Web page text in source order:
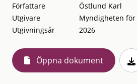
Författare
Östlund Karl
Utgivare
Myndigheten för
Utgivningsår
2026
Öppna dokument